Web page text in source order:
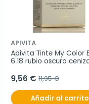
APIVITA
Apivita Tinte My Color
6.18 rubio oscuro
9,56 € 11,95 €
Añadir al carrito